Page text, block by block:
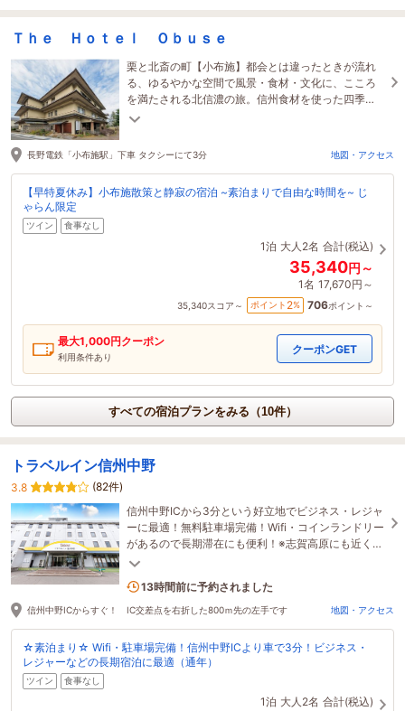
Ｔｈｅ Ｈｏｔｅｌ Ｏｂｕｓｅ
栗と北斎の町【小布施】都会とは違ったときが流れ
る、ゆるやかな空間で風景・食材・文化に、こころ
を満たされる北信濃の旅。信州食材を使った四季
折々のお食事で、お客様の小布施ステイを演出しま
長野電鉄「小布施駅」下車 タクシーにて3分 地図・アクセス
【早特夏休み】小布施散策と静寂の宿泊 ~素泊まりで自由な時間を~ じ
ゃらん限定
ツイン 食事なし
1泊 大人2名 合計(税込)
35,340円～
1名 17,670円～
35,340スコア～ ポイント 2% 706ポイント～
最大1,000円クーポン
利用条件あり
クーポンGET
すべての宿泊プランをみる（10件）
トラベルイン信州中野
3.8
(82件)
信州中野ICから3分という好立地でビジネス・レジャ
ーに最適！無料駐車場完備！Wifi・コインランドリー
があるので長期滞在にも便利！※志賀高原にも近く、
スキーのメンテナンス スペースあり
13時間前に予約されました
信州中野ICからすぐ！ IC交差点を右折した800ｍ先の左手です 地図・アクセス
☆素泊まり☆ Wifi・駐車場完備！信州中野ICより車で3分！ビジネス・
レジャーなどの長期宿泊に最適（通年）
ツイン 食事なし
1泊 大人2名 合計(税込)